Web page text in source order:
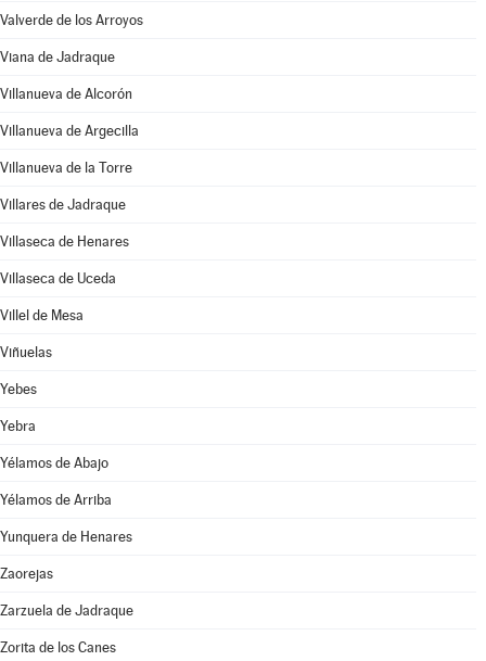
Valverde de los Arroyos
Viana de Jadraque
Villanueva de Alcorón
Villanueva de Argecilla
Villanueva de la Torre
Villares de Jadraque
Villaseca de Henares
Villaseca de Uceda
Villel de Mesa
Viñuelas
Yebes
Yebra
Yélamos de Abajo
Yélamos de Arriba
Yunquera de Henares
Zaorejas
Zarzuela de Jadraque
Zorita de los Canes